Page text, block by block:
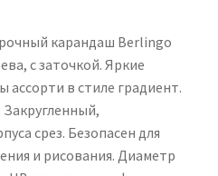
карандаш Berlingo
с заточкой. Яркие
ассорти в стиле градиент.
срез. Безопасен для
и рисования. Диаметр